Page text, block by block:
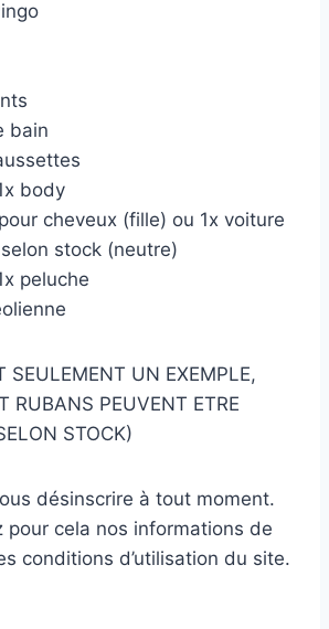
bain
body
cheveux (fille) ou 1x voiture
stock (neutre)
peluche
SEULEMENT UN EXEMPLE,
RUBANS PEUVENT ETRE
STOCK)
désinscrire à tout moment.
pour cela nos informations de
conditions d’utilisation du site.